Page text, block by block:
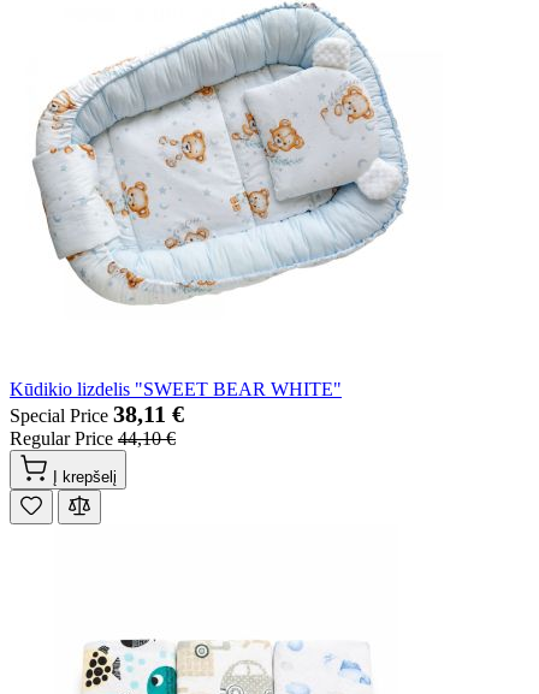
Kūdikio lizdelis "SWEET BEAR WHITE"
Special Price 38,11 €
Regular Price 44,10 €
Į krepšelį